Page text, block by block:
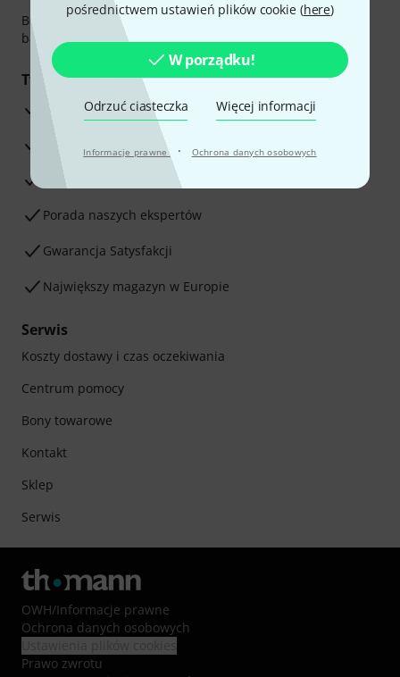
pośrednictwem ustawień plików cookie (here)
W porządku!
Odrzuć ciasteczka Więcej informacji
Informacje prawne · Ochrona danych osobowych
Bezpieczna płatność przez Za pobraniem, Przelew
bankowy, PayPal, Blik lub Karta kredytowa.
Twoje korzyści
3-letnia Gwarancja Thomann
30-dniowa gwarancja zwrotu pieniędzy
Porada naszych ekspertów
Gwarancja Satysfakcji
Największy magazyn w Europie
Serwis
Koszty dostawy i czas oczekiwania
Centrum pomocy
Bony towarowe
Kontakt
Sklep
Serwis
OWH/Informacje prawne
Ochrona danych osobowych
Prawo zwrotu